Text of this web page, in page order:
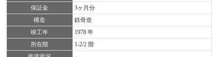
保証金
3ヶ月分
構造
鉄骨造
竣工年
1978 年
所在階
1-2/2 階